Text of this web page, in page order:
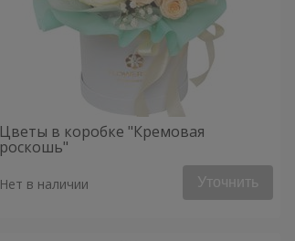
Цветы в коробке "Кремовая
роскошь"
Нет в наличии Уточнить